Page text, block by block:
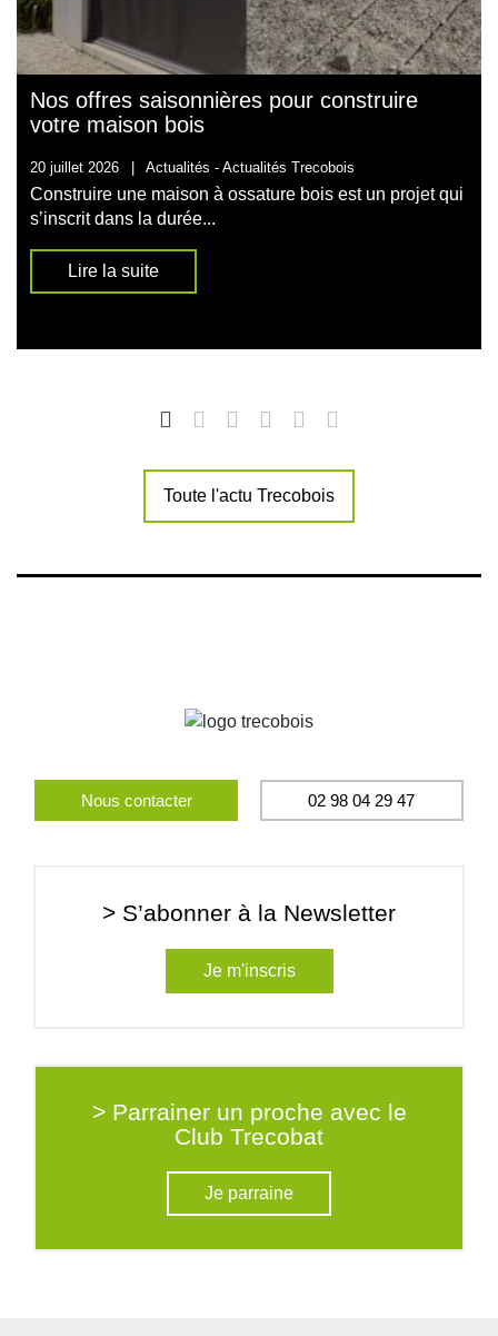
Nos offres saisonnières pour construire
votre maison bois
20 juillet 2026 Actualités - Actualités Trecobois
Construire une maison à ossature bois est un projet qui
s’inscrit dans la durée...
Lire la suite
Toute l'actu Trecobois
Nous contacter 02 98 04 29 47
> S’abonner à la Newsletter
Je m'inscris
> Parrainer un proche avec le
Club Trecobat
Je parraine